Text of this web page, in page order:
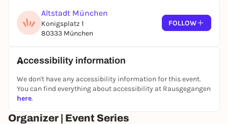
Altstadt München
Konigsplatz 1
80333 München
FOLLOW
Accessibility information
We don't have any accessibility information for this event.
You can find everything about accessibility at Rausgegangen
here.
Organizer | Event Series